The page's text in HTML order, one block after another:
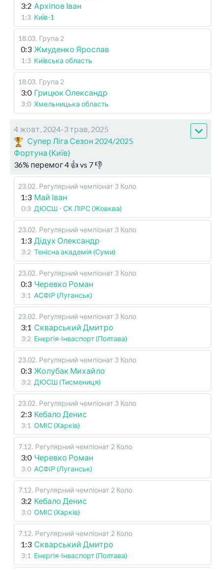
3:2 Архіпов Іван
1:3 Київ-1
18.03. Група 2
0:3 Жмуденко Ярослав
1:3 Київська область
18.03. Група 2
3:0 Грицюк Олександр
3:0 Хмельницька область
4 жовт, 2024-3 трав, 2025
Супер Ліга Сезон 2024/2025
Фортуна (Київ)
36% перемог4 👍 vs 7👎
23.02. Регулярний чемпіонат 3 Коло
1:3 Май Іван
0:3 ДЮСШ - СК ЛІРС (Жовква)
23.02. Регулярний чемпіонат 3 Коло
1:3 Дідух Олександр
3:2 Тенісна академія (Суми)
23.02. Регулярний чемпіонат 3 Коло
0:3 Черевко Роман
3:1 АСФІР (Луганськ)
23.02. Регулярний чемпіонат 3 Коло
3:1 Скварський Дмитро
3:2 Енергія-Інваспорт (Полтава)
23.02. Регулярний чемпіонат 3 Коло
0:3 Жолубак Михайло
3:2 ДЮСШ (Тисмениця)
23.02. Регулярний чемпіонат 3 Коло
2:3 Кебало Денис
3:1 ОМІС (Харків)
7.12. Регулярний чемпіонат 2 Коло
3:0 Черевко Роман
3:0 АСФІР (Луганськ)
7.12. Регулярний чемпіонат 2 Коло
3:2 Кебало Денис
3:0 ОМІС (Харків)
7.12. Регулярний чемпіонат 2 Коло
1:3 Скварський Дмитро
3:1 Енергія-Інваспорт (Полтава)